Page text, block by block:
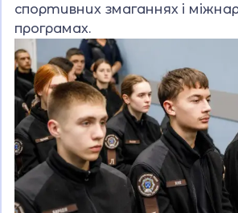
спортивних змаганнях і
програмах.